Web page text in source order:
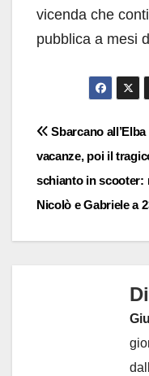
vicenda che
pubblica a mesi
articoli
Sbarcano
vacanze, poi il
schianto in scooter:
Nicolò e Gabriele a
Di